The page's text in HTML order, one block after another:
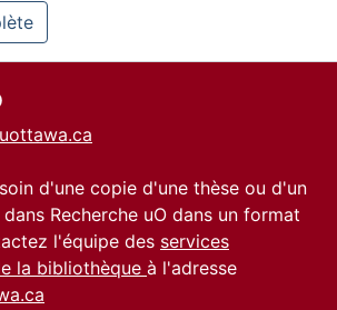
d'une copie d'une thèse ou d'un
Recherche uO dans un format
l'équipe des services
la bibliothèque à l'adresse